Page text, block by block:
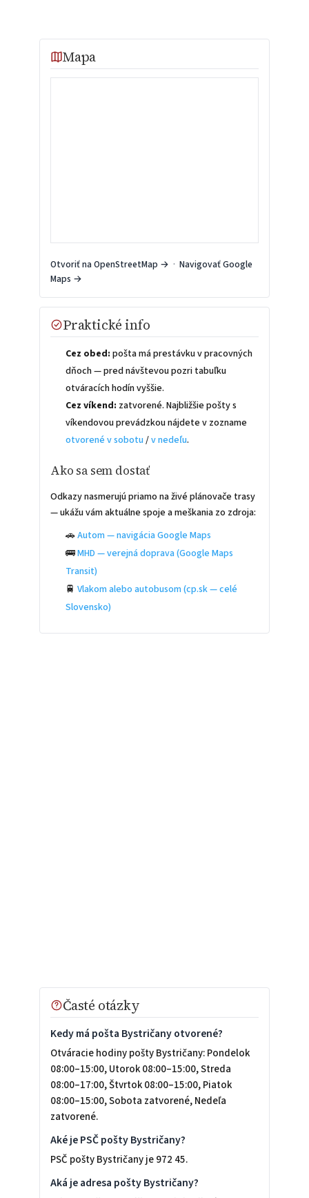
Mapa
Otvoriť na OpenStreetMap → · Navigovať Google
Maps →
Praktické info
Cez obed: pošta má prestávku v pracovných
dňoch — pred návštevou pozri tabuľku
otváracích hodín vyššie.
Cez víkend: zatvorené. Najbližšie pošty s
víkendovou prevádzkou nájdete v zozname
otvorené v sobotu /v nedeľu.
Ako sa sem dostať
Odkazy nasmerujú priamo na živé plánovače trasy
— ukážu vám aktuálne spoje a meškania zo zdroja:
🚗Autom — navigácia Google Maps
🚌MHD — verejná doprava (Google Maps
Transit)
🚆Vlakom alebo autobusom (cp.sk — celé
Slovensko)
Časté otázky
Kedy má pošta Bystričany otvorené?
Otváracie hodiny pošty Bystričany: Pondelok
08:00–15:00, Utorok 08:00–15:00, Streda
08:00–17:00, Štvrtok 08:00–15:00, Piatok
08:00–15:00, Sobota zatvorené, Nedeľa
zatvorené.
Aké je PSČ pošty Bystričany?
PSČ pošty Bystričany je 972 45.
Aká je adresa pošty Bystričany?